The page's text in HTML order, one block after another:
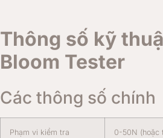
Thông số kỹ
Bloom Tester
Các thông số chính
Phạm vi kiểm tra 0-50N (hoặc